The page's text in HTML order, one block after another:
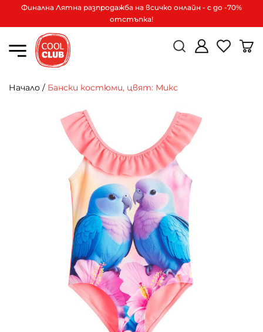
Финална Лятна разпродажба на всичко онлайн - с до -70%
отстъпка!
Начало / Бански костюми, цвят: Микс